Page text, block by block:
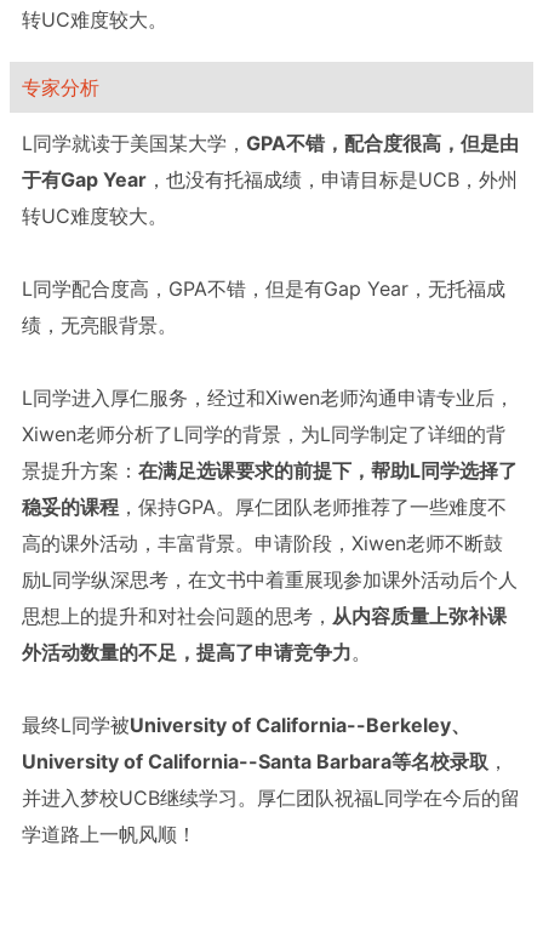
转UC难度较大。
专家分析
L同学就读于美国某大学， GPA不错，配合度很高，但是由
于有Gap Year ，也没有托福成绩，申请目标是UCB，外州
转UC难度较大。
L同学配合度高，GPA不错，但是有Gap Year，无托福成
绩，无亮眼背景。
L同学进入厚仁服务，经过和Xiwen老师沟通申请专业后，
Xiwen老师分析了L同学的背景，为L同学制定了详细的背
景提升方案： 在满足选课要求的前提下，帮助L同学选择了
稳妥的课程 ，保持GPA。厚仁团队老师推荐了一些难度不
高的课外活动，丰富背景。申请阶段，Xiwen老师不断鼓
励L同学纵深思考，在文书中着重展现参加课外活动后个人
思想上的提升和对社会问题的思考， 从内容质量上弥补课
外活动数量的不足，提高了申请竞争力。
最终L同学被University of California--Berkeley、
University of California--Santa Barbara等名校录取 ，
并进入梦校UCB继续学习。厚仁团队祝福L同学在今后的留
学道路上一帆风顺！